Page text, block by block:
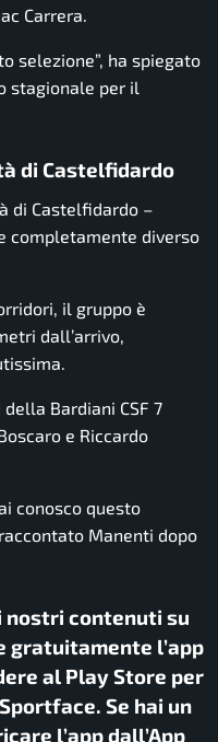
Carrera.
selezione”, ha spiegato
stagionale per il
di Castelfidardo
di Castelfidardo –
completamente diverso
il gruppo è
dall’arrivo,
della Bardiani CSF 7
e Riccardo
conosco questo
Manenti dopo
nostri contenuti su
gratuitamente l’app
al Play Store per
Se hai un
l’app dall’App